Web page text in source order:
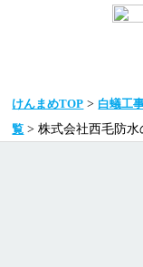
けんまめTOP > 白蟻工
覧 > 株式会社西毛防水